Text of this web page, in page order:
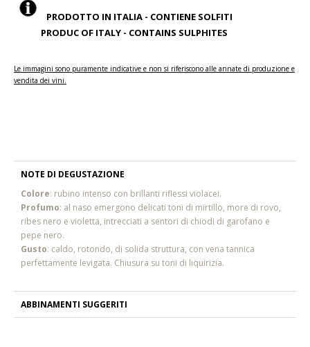
PRODOTTO IN ITALIA - CONTIENE SOLFITI
PRODUC OF ITALY - CONTAINS SULPHITES
Le immagini sono puramente indicative e non si riferiscono alle annate di produzione e
vendita dei vini.
NOTE DI DEGUSTAZIONE
Colore: rubino intenso con brillanti riflessi violacei.
Profumo: al naso emergono delicati toni di mirtillo, more di rovo,
ribes nero e violetta, intrecciati a sentori di chiodi di garofano e
pepe nero.
Gusto: caldo, rotondo, di solida struttura, con vena tannica
perfettamente levigata. Chiusura su toni di liquirizia.
ABBINAMENTI SUGGERITI